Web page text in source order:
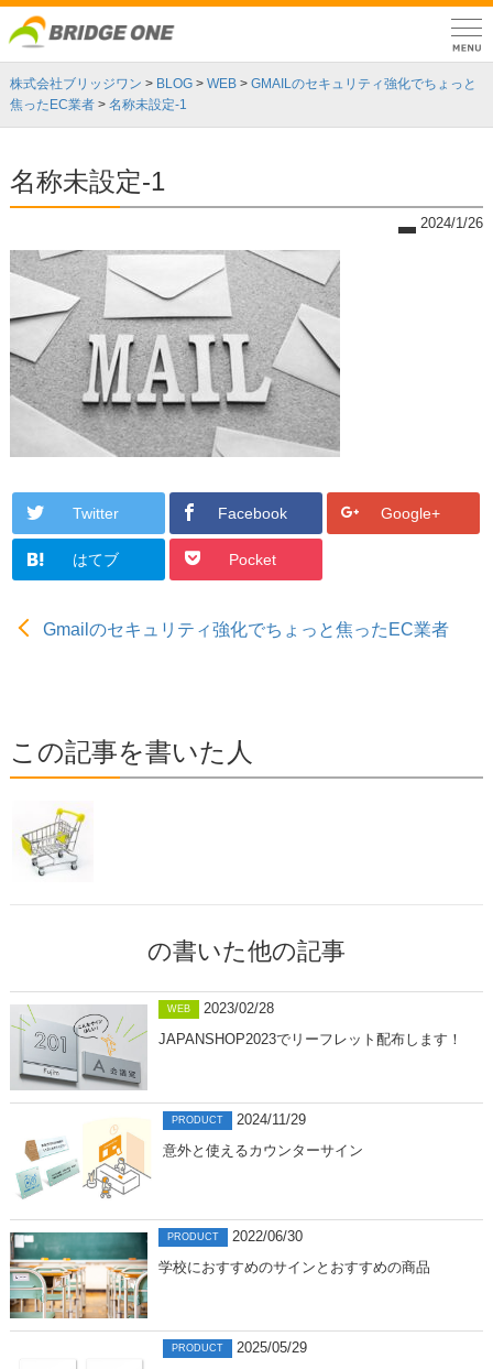
株式会社ブリッジワン > BLOG > WEB > GMAILのセキュリティ強化でちょっと
焦ったEC業者 > 名称未設定-1
名称未設定-1
2024/1/26
Twitter Facebook Google+
はてブ Pocket
Gmailのセキュリティ強化でちょっと焦ったEC業者
この記事を書いた人
の書いた他の記事
WEB
2023/02/28
JAPANSHOP2023でリーフレット配布します！
PRODUCT
2024/11/29
意外と使えるカウンターサイン
PRODUCT
2022/06/30
学校におすすめのサインとおすすめの商品
PRODUCT
2025/05/29